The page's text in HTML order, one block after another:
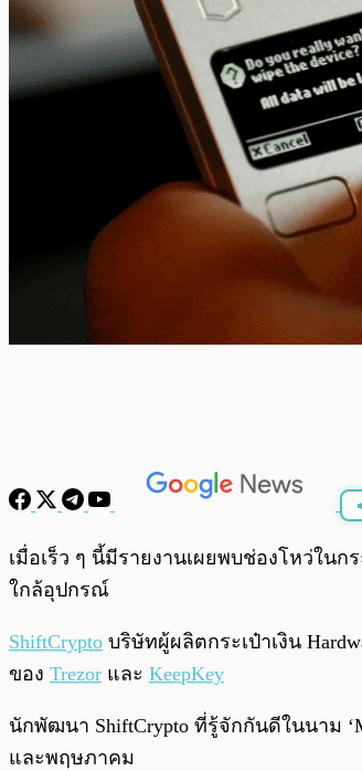
พร้อมเล่น
เมื่อเร็ว ๆ นี้มีรายงานเผยพบช่องโหว่ในกร
ใกล้อุปกรณ์
ShiftCrypto บริษัทผู้ผลิตกระเป๋าเงิน
ของ Trezor และ KeepKey
นักพัฒนา ShiftCrypto ที่รู้จักกันดีในนาม
และพฤษภาคม